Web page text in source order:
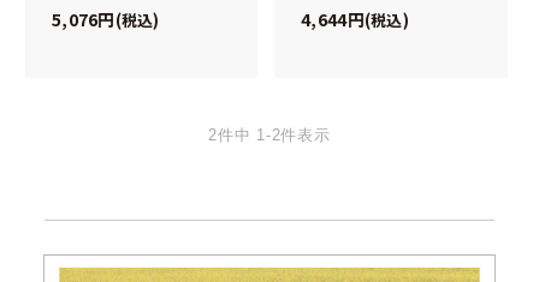
5,076 税込 4,644 税込
2件中 1 -2件表示